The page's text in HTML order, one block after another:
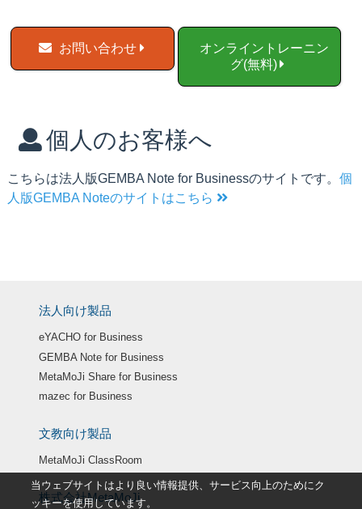
お問い合わせ
オンライントレーニン
グ(無料)
個人のお客様へ
こちらは法人版GEMBA Note for Businessのサイトです。 個
人版GEMBA Noteのサイトはこちら
法人向け製品
eYACHO for Business
GEMBA Note for Business
MetaMoJi Share for Business
mazec for Business
文教向け製品
MetaMoJi ClassRoom
株式会社MetaMoJi
当ウェブサイトはより良い情報提供、サービス向上のためにク
ッキーを使用しています。